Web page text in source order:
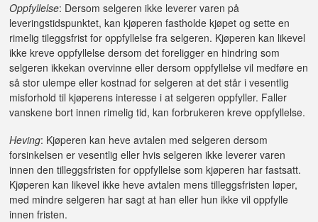
Oppfyllelse: Dersom selgeren ikke leverer varen på
leveringstidspunktet, kan kjøperen fastholde kjøpet og sette en
rimelig tileggsfrist for oppfyllelse fra selgeren. Kjøperen kan likevel
ikke kreve oppfyllelse dersom det foreligger en hindring som
selgeren ikkekan overvinne eller dersom oppfyllelse vil medføre en
så stor ulempe eller kostnad for selgeren at det står i vesentlig
misforhold til kjøperens interesse i at selgeren oppfyller. Faller
vanskene bort innen rimelig tid, kan forbrukeren kreve oppfyllelse.
Heving: Kjøperen kan heve avtalen med selgeren dersom
forsinkelsen er vesentlig eller hvis selgeren ikke leverer varen
innen den tilleggsfristen for oppfyllelse som kjøperen har fastsatt.
Kjøperen kan likevel ikke heve avtalen mens tilleggsfristen løper,
med mindre selgeren har sagt at han eller hun ikke vil oppfylle
innen fristen.